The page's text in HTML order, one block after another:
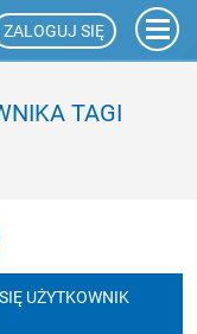
ZALOGUJ SIĘ
TAGI
UŻYTKOWNIK